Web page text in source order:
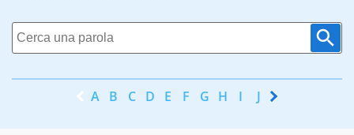
A B C D E F G H I J K